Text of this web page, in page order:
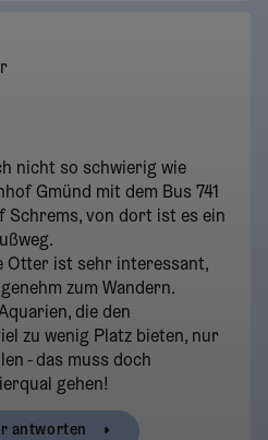
nicht so schwierig wie
Gmünd mit dem Bus 741
Schrems, von dort ist es ein
Otter ist sehr interessant,
zum Wandern.
die den
zu wenig Platz bieten, nur
- das muss doch
gehen!
antworten